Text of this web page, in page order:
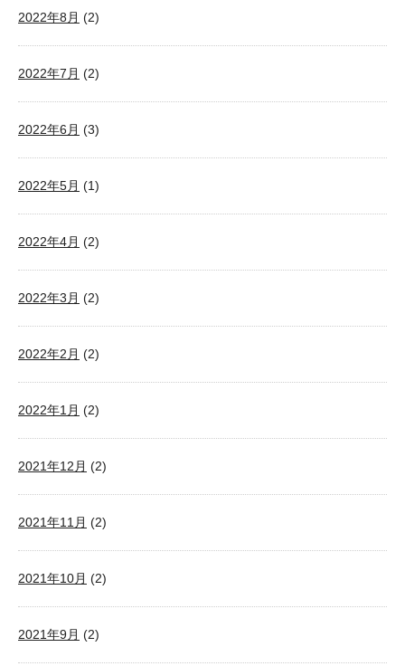
2022年8月 (2)
2022年7月 (2)
2022年6月 (3)
2022年5月 (1)
2022年4月 (2)
2022年3月 (2)
2022年2月 (2)
2022年1月 (2)
2021年12月 (2)
2021年11月 (2)
2021年10月 (2)
2021年9月 (2)